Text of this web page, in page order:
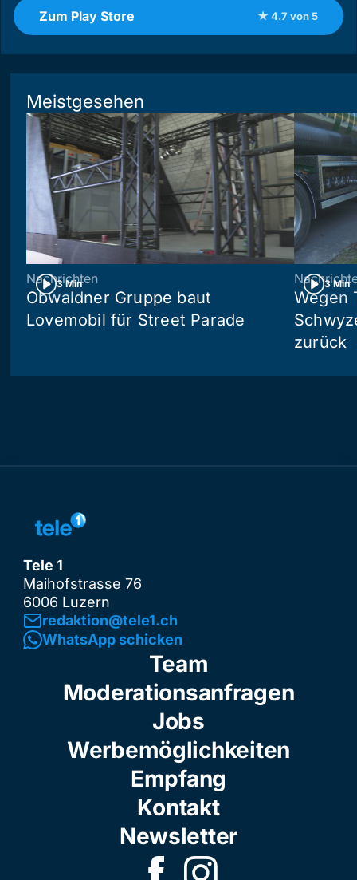
Zum Play Store ★ 4.7 von 5
Meistgesehen
3 Min
Nachrichten
Obwaldner Gruppe baut
Lovemobil für Street Parade
3 Min
Wegen
zurück
Tele 1
Maihofstrasse 76
6006 Luzern
redaktion@tele1.ch
WhatsApp schicken
Team
Moderationsanfragen
Jobs
Werbemöglichkeiten
Empfang
Kontakt
Newsletter